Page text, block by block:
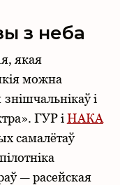
з неба
якая
можна
і
ГУР і НАКА
самалётаў
— расейская